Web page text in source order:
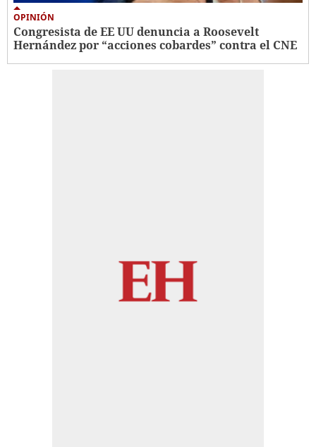
OPINIÓN
Congresista de EE UU denuncia a Roosevelt
Hernández por “acciones cobardes” contra el CNE